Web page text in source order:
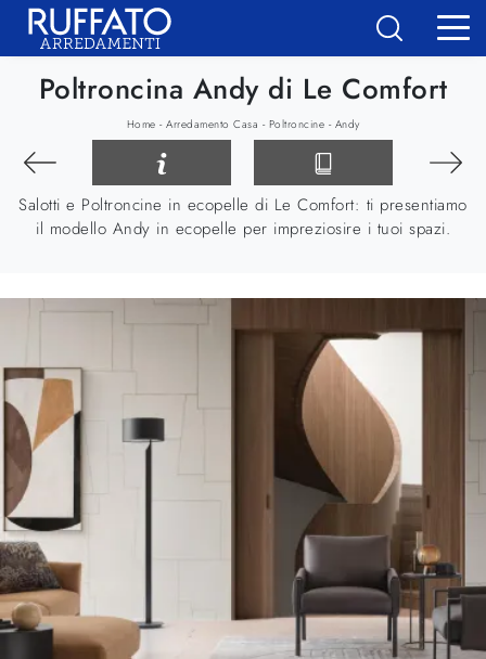
Poltroncina Andy di Le Comfort
Home - Arredamento Casa - Poltroncine - Andy
Salotti e Poltroncine in ecopelle di Le Comfort: ti presentiamo
il modello Andy in ecopelle per impreziosire i tuoi spazi.